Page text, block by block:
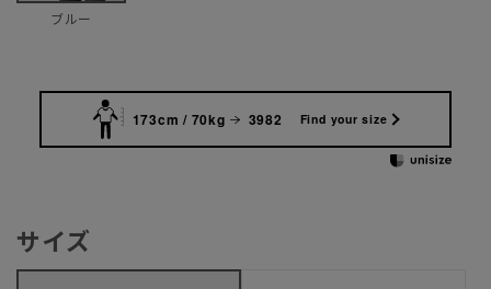
ブルー
173cm / 70kg 3982 Find your size
サイズ